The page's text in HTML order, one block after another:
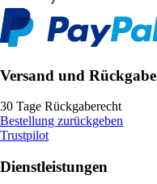
Versand und Rückgabe
30 Tage Rückgaberecht
Bestellung zurückgeben
Trustpilot
Dienstleistungen